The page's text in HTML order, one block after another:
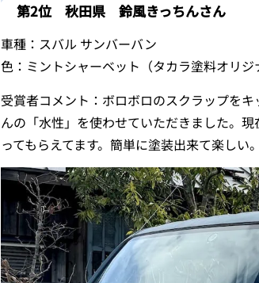
第2位 秋田県 鈴風きっちんさん
車種：スバル サンバーバン
色：ミントシャーベット（タカラ塗料オリジ
受賞者コメント：ボロボロのスクラップを
んの「水性」を使わせていただきました。
ってもらえてます。簡単に塗装出来て楽しい